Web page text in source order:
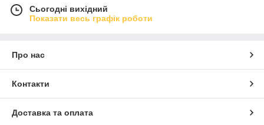
Сьогодні вихідний
Показати весь графік роботи
Про нас
Контакти
Доставка та оплата